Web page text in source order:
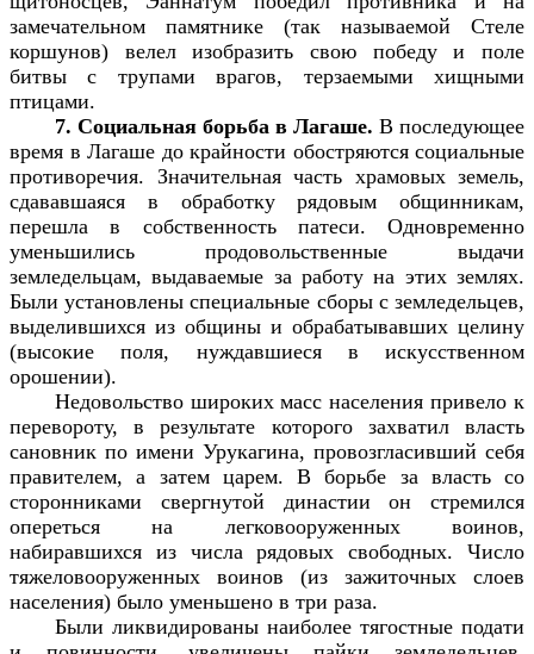
замечательном памятнике (так называемой Стеле
коршунов) велел изобразить свою победу и поле
битвы с трупами врагов, терзаемыми хищными
птицами.
7. Социальная борьба в Лагаше. В последующее
время в Лагаше до крайности обостряются социальные
противоречия. Значительная часть храмовых земель,
сдававшаяся в обработку рядовым общинникам,
перешла в собственность патеси. Одновременно
уменьшились продовольственные выдачи
земледельцам, выдаваемые за работу на этих землях.
Были установлены специальные сборы с земледельцев,
выделившихся из общины и обрабатывавших целину
(высокие поля, нуждавшиеся в искусственном
орошении).
Недовольство широких масс населения привело к
перевороту, в результате которого захватил власть
сановник по имени Урукагина, провозгласивший себя
правителем, а затем царем. В борьбе за власть со
сторонниками свергнутой династии он стремился
опереться на легковооруженных воинов,
набиравшихся из числа рядовых свободных. Число
тяжеловооруженных воинов (из зажиточных слоев
населения) было уменьшено в три раза.
Были ликвидированы наиболее тягостные подати